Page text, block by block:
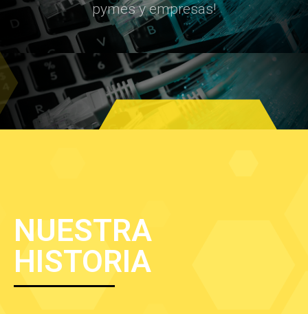
pymes y empresas!
NUESTRA
HISTORIA